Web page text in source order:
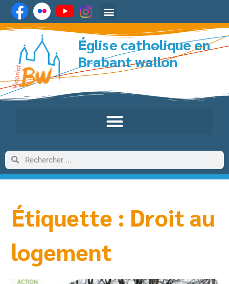
Église catholique en
Brabant wallon
Étiquette : Droit au
logement